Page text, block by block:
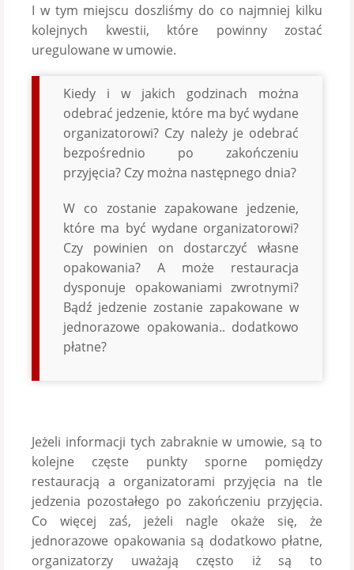
I w tym miejscu doszliśmy do co najmniej kilku
kolejnych kwestii, które powinny zostać
uregulowane w umowie.
Kiedy i w jakich godzinach można
odebrać jedzenie, które ma być wydane
organizatorowi? Czy należy je odebrać
bezpośrednio po zakończeniu
przyjęcia? Czy można następnego dnia?
W co zostanie zapakowane jedzenie,
które ma być wydane organizatorowi?
Czy powinien on dostarczyć własne
opakowania? A może restauracja
dysponuje opakowaniami zwrotnymi?
Bądź jedzenie zostanie zapakowane w
jednorazowe opakowania.. dodatkowo
płatne?
Jeżeli informacji tych zabraknie w umowie, są to
kolejne częste punkty sporne pomiędzy
restauracją a organizatorami przyjęcia na tle
jedzenia pozostałego po zakończeniu przyjęcia.
Co więcej zaś, jeżeli nagle okaże się, że
jednorazowe opakowania są dodatkowo płatne,
organizatorzy uważają często iż są to